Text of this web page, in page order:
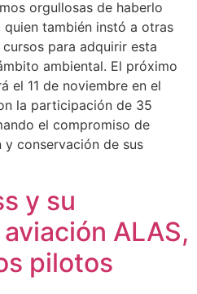
orgullosas de haberlo
quien también instó a otras
para adquirir esta
ambiental. El próximo
el 11 de noviembre en el
la participación de 35
el compromiso de
conservación de sus
y su
ALAS,
pilotos